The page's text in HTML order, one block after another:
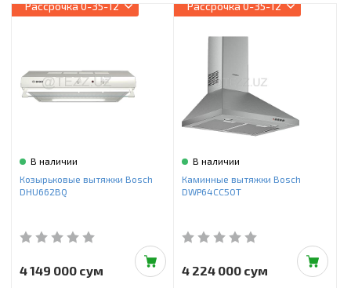
Инструменты и техника
Красота и здоровье
Пылесосы
Сантехника
Рассрочка0-35-12
В наличии
Козырьковые вытяжки Bosch
DHU662BQ
4 149 000 сум
Рассрочка0-35-12
В наличии
Каминные вытяжки Bosch
DWP64CC50T
4 224 000 сум